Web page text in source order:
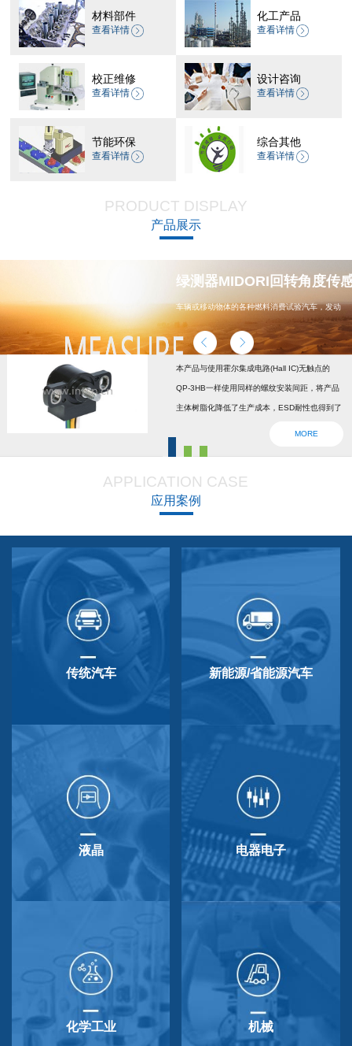
材料部件
查看详情
化工产品
查看详情
校正维修
查看详情
设计咨询
查看详情
节能环保
查看详情
综合其他
查看详情
PRODUCT DISPLAY
产品展示
绿测器MIDORI回转角度传
车辆或移动物体的各种燃料消费试验汽车，发动
机，汽车配件，能源
本产品与使用霍尔集成电路(Hall IC)无触点的
QP-3HB一样使用同样的螺纹安装间距，将产品
主体树脂化降低了生产成本，ESD耐性也得到了
设回位弹簧，防震动防撞击功能强大，防尘防
QP-3HB标准相同。本产品在游船、铲运车的遥
控手柄、卡车离合器和换挡等方面要求较高的领
MORE
APPLICATION CASE
应用案例
传统汽车 新能源/省能源汽车
液晶 电器电子
化学工业 机械